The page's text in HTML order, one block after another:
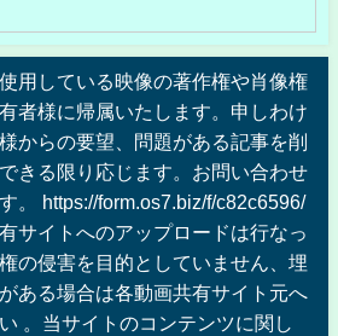
用している映像の著作権や肖像権
者様に帰属いたします。申しわけ
からの要望、問題がある記事を削
きる限り応じます。お問い合わせ
。 https://form.os7.biz/f/c82c6596/
サイトへのアップロードは行なっ
の侵害を目的としていません、埋
ある場合は各動画共有サイト元へ
。当サイトのコンテンツに関し